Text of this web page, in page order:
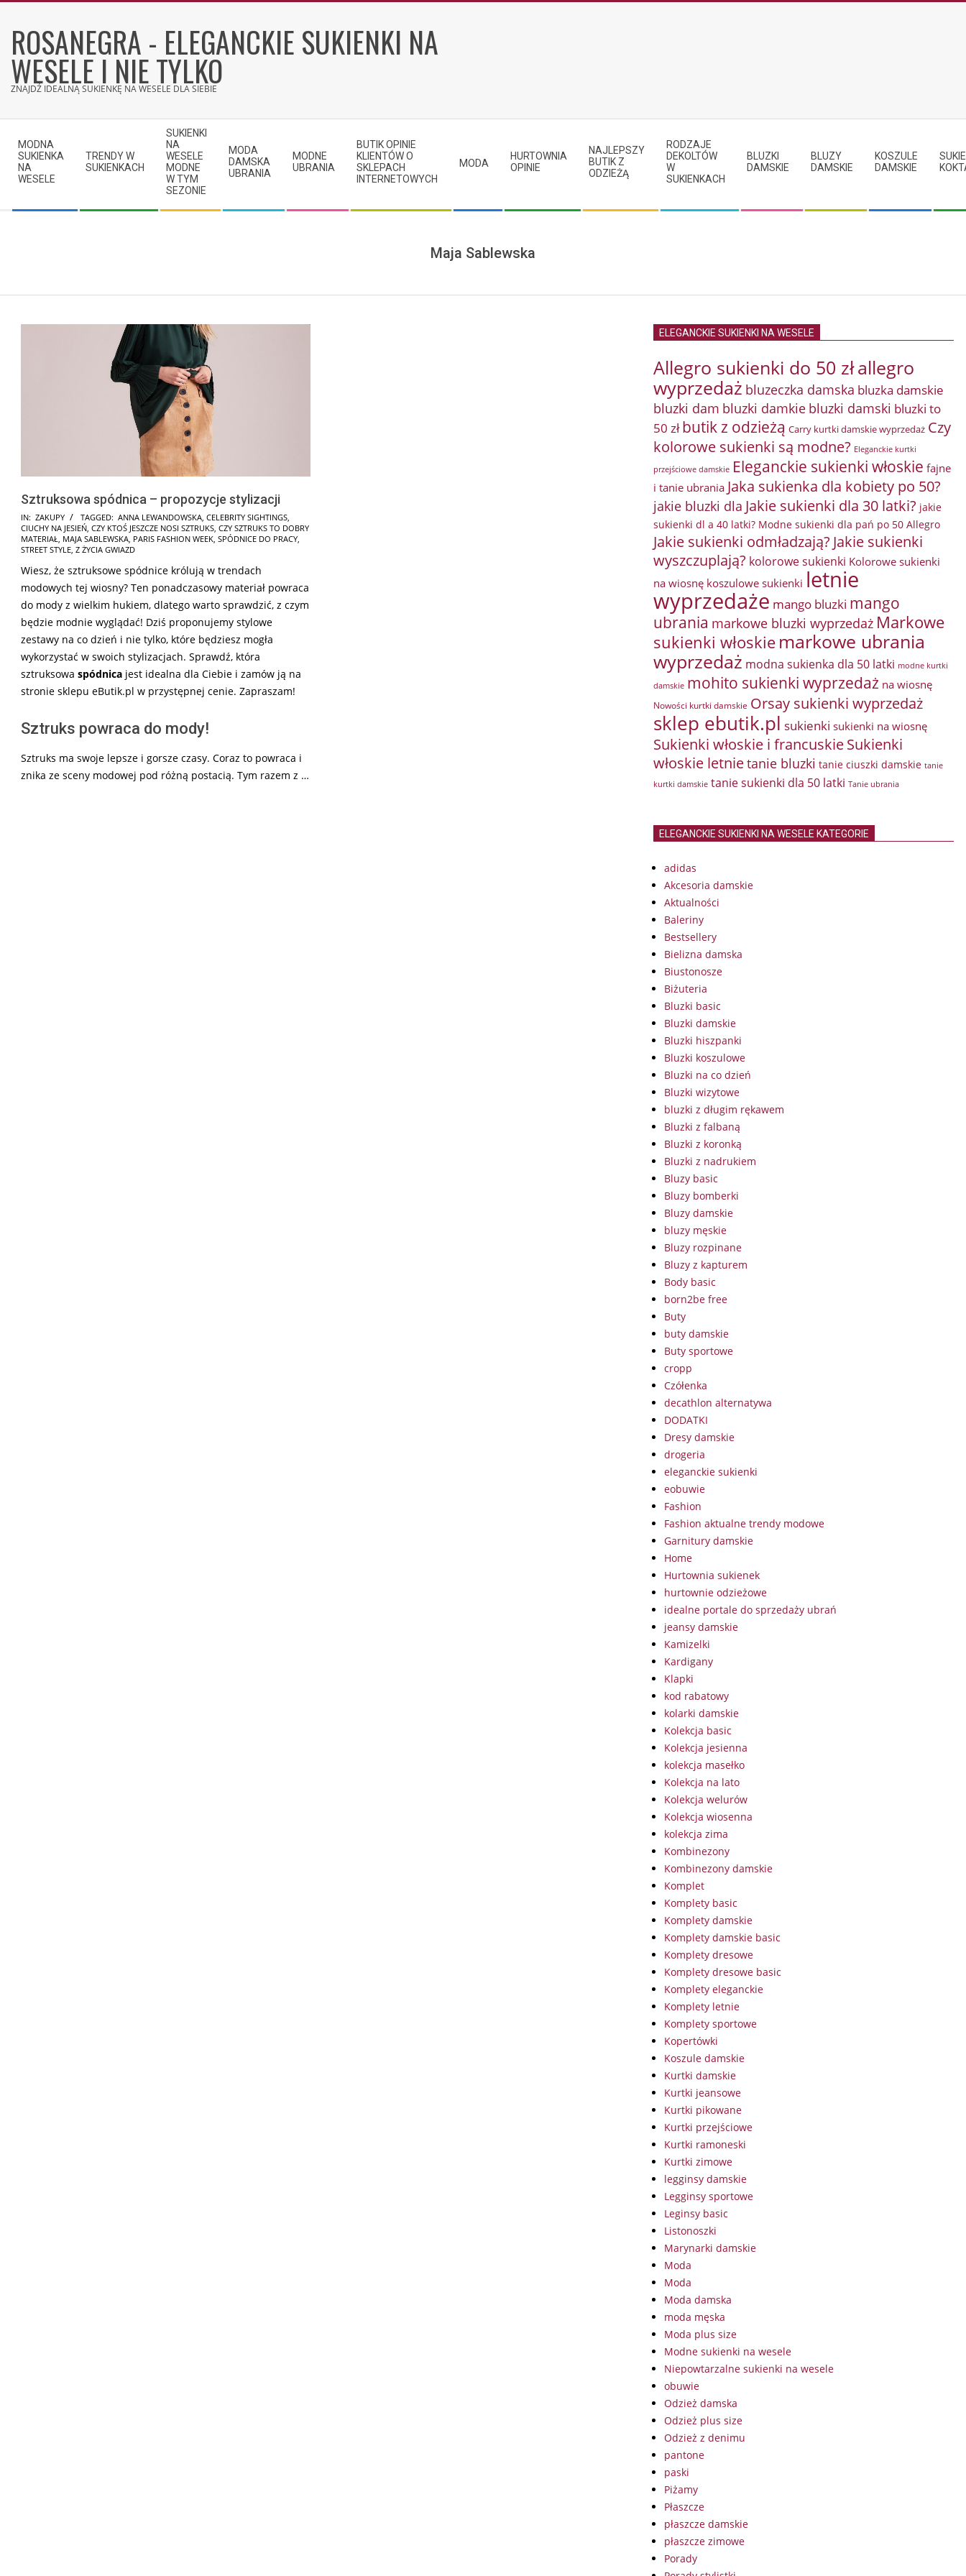
contentROSANEGRA - ELEGANCKIE SUKIENKI NA
WESELE I NIE TYLKO
ZNAJDŹ IDEALNĄ SUKIENKĘ NA WESELE DLA SIEBIE
Navigation
Menu
MODNA
SUKIENKA
NA
WESELE
TRENDY W
SUKIENKACH
SUKIENKI
NA
WESELE
MODNE
W TYM
SEZONIE
MODA
DAMSKA
UBRANIA
MODNE
UBRANIA
BUTIK OPINIE
KLIENTÓW O
SKLEPACH
INTERNETOWYCH
MODA
HURTOWNIA
OPINIE
NAJLEPSZY
BUTIK Z
ODZIEŻĄ
RODZAJE
DEKOLTÓW
W
SUKIENKACH
BLUZKI
DAMSKIE
BLUZY
DAMSKIE
KOSZULE
DAMSKIE
Maja Sablewska
Sztruksowa spódnica – propozycje stylizacji
2025-
07-
07
IN: ZAKUPY TAGGED: ANNA LEWANDOWSKA, CELEBRITY SIGHTINGS,
CIUCHY NA JESIEŃ, CZY KTOŚ JESZCZE NOSI SZTRUKS, CZY SZTRUKS TO DOBRY
MATERIAŁ, MAJA SABLEWSKA, PARIS FASHION WEEK, SPÓDNICE DO PRACY,
STREET STYLE, Z ŻYCIA GWIAZD
Wiesz, że sztruksowe spódnice królują w trendach
modowych tej wiosny? Ten ponadczasowy materiał powraca
do mody z wielkim hukiem, dlatego warto sprawdzić, z czym
będzie modnie wyglądać! Dziś proponujemy stylowe
zestawy na co dzień i nie tylko, które będziesz mogła
wykorzystać w swoich stylizacjach. Sprawdź, która
sztruksowa spódnica jest idealna dla Ciebie i zamów ją na
stronie sklepu eButik.pl w przystępnej cenie. Zapraszam!
Sztruks powraca do mody!
Sztruks ma swoje lepsze i gorsze czasy. Coraz to powraca i
znika ze sceny modowej pod różną postacią. Tym razem z …
ELEGANCKIE SUKIENKI NA WESELE
Allegro sukienki do 50 złallegro
wyprzedaż bluzeczka damska bluzka damskie
bluzki dam bluzki damkie bluzki damski bluzki to
50 zł butik z odzieżą Carry kurtki damskie wyprzedaż Czy
kolorowe sukienki są modne? Eleganckie kurtki
przejściowe damskie Eleganckie sukienki włoskie fajne
i tanie ubrania Jaka sukienka dla kobiety po 50?
jakie bluzki dla Jakie sukienki dla 30 latki? jakie
sukienki dl a 40 latki? Modne sukienki dla pań po 50 Allegro
Jakie sukienki odmładzają? Jakie sukienki
wyszczuplają? kolorowe sukienki Kolorowe sukienki
na wiosnę koszulowe sukienki letnie
wyprzedaże mango bluzki mango
ubrania markowe bluzki wyprzedaż Markowe
sukienki włoskie markowe ubrania
wyprzedaż modna sukienka dla 50 latki modne kurtki
damskie mohito sukienki wyprzedaż na wiosnę
Nowości kurtki damskie Orsay sukienki wyprzedaż
sklep ebutik.pl sukienki sukienki na wiosnę
Sukienki włoskie i francuskieSukienki
włoskie letnietanie bluzki tanie ciuszki damskie tanie
kurtki damskie tanie sukienki dla 50 latki Tanie ubrania
ELEGANCKIE SUKIENKI NA WESELE KATEGORIE
adidas
Akcesoria damskie
Aktualności
Baleriny
Bestsellery
Bielizna damska
Biustonosze
Biżuteria
Bluzki basic
Bluzki damskie
Bluzki hiszpanki
Bluzki koszulowe
Bluzki na co dzień
Bluzki wizytowe
bluzki z długim rękawem
Bluzki z falbaną
Bluzki z koronką
Bluzki z nadrukiem
Bluzy basic
Bluzy bomberki
Bluzy damskie
bluzy męskie
Bluzy rozpinane
Bluzy z kapturem
Body basic
born2be free
Buty
buty damskie
Buty sportowe
cropp
Czółenka
decathlon alternatywa
DODATKI
Dresy damskie
drogeria
eleganckie sukienki
eobuwie
Fashion
Fashion aktualne trendy modowe
Garnitury damskie
Home
Hurtownia sukienek
hurtownie odzieżowe
idealne portale do sprzedaży ubrań
jeansy damskie
Kamizelki
Kardigany
Klapki
kod rabatowy
kolarki damskie
Kolekcja basic
Kolekcja jesienna
kolekcja masełko
Kolekcja na lato
Kolekcja welurów
Kolekcja wiosenna
kolekcja zima
Kombinezony
Kombinezony damskie
Komplet
Komplety basic
Komplety damskie
Komplety damskie basic
Komplety dresowe
Komplety dresowe basic
Komplety eleganckie
Komplety letnie
Komplety sportowe
Kopertówki
Koszule damskie
Kurtki damskie
Kurtki jeansowe
Kurtki pikowane
Kurtki przejściowe
Kurtki ramoneski
Kurtki zimowe
legginsy damskie
Legginsy sportowe
Leginsy basic
Listonoszki
Marynarki damskie
Moda
Moda
Moda damska
moda męska
Moda plus size
Modne sukienki na wesele
Niepowtarzalne sukienki na wesele
obuwie
Odzież damska
Odzież plus size
Odzież z denimu
pantone
paski
Piżamy
Płaszcze
płaszcze damskie
płaszcze zimowe
Porady